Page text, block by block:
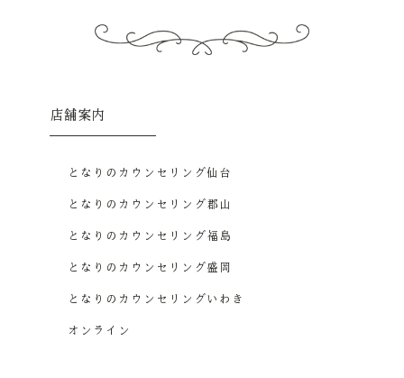
店舗案内
となりのカウンセリング仙台
となりのカウンセリング郡山
となりのカウンセリング福島
となりのカウンセリング盛岡
となりのカウンセリングいわき
オンライン